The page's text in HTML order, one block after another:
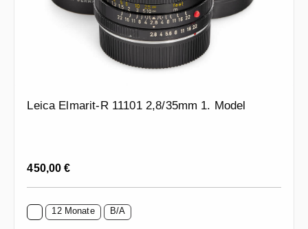
Leica Elmarit-R 11101 2,8/35mm 1. Model
Regulärer Preis:
450,00 €
12 Monate B/A